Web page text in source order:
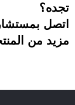
تجده؟
اتصل
مزيد من